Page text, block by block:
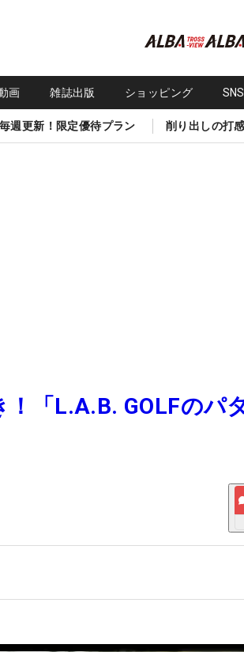
画 雑誌出版 ショッピング
週更新！限定優待プラン 削り出しの打
「L.A.B. GOLFのパ